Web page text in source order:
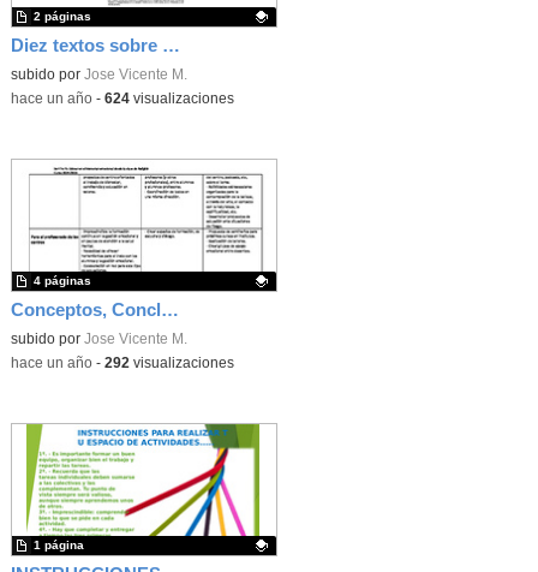
Diez textos sobre salud mental y bienestar emocional
Contenido educativo.
subido por Jose Vicente M.
2 páginas
-hace un año- 624visualizaciones
Conceptos, Conclusiones y Propuestas Seminario bienestar emocional
Contenido educativo.
subido por Jose Vicente M.
4 páginas
-hace un año- 292 visualizaciones
1 página